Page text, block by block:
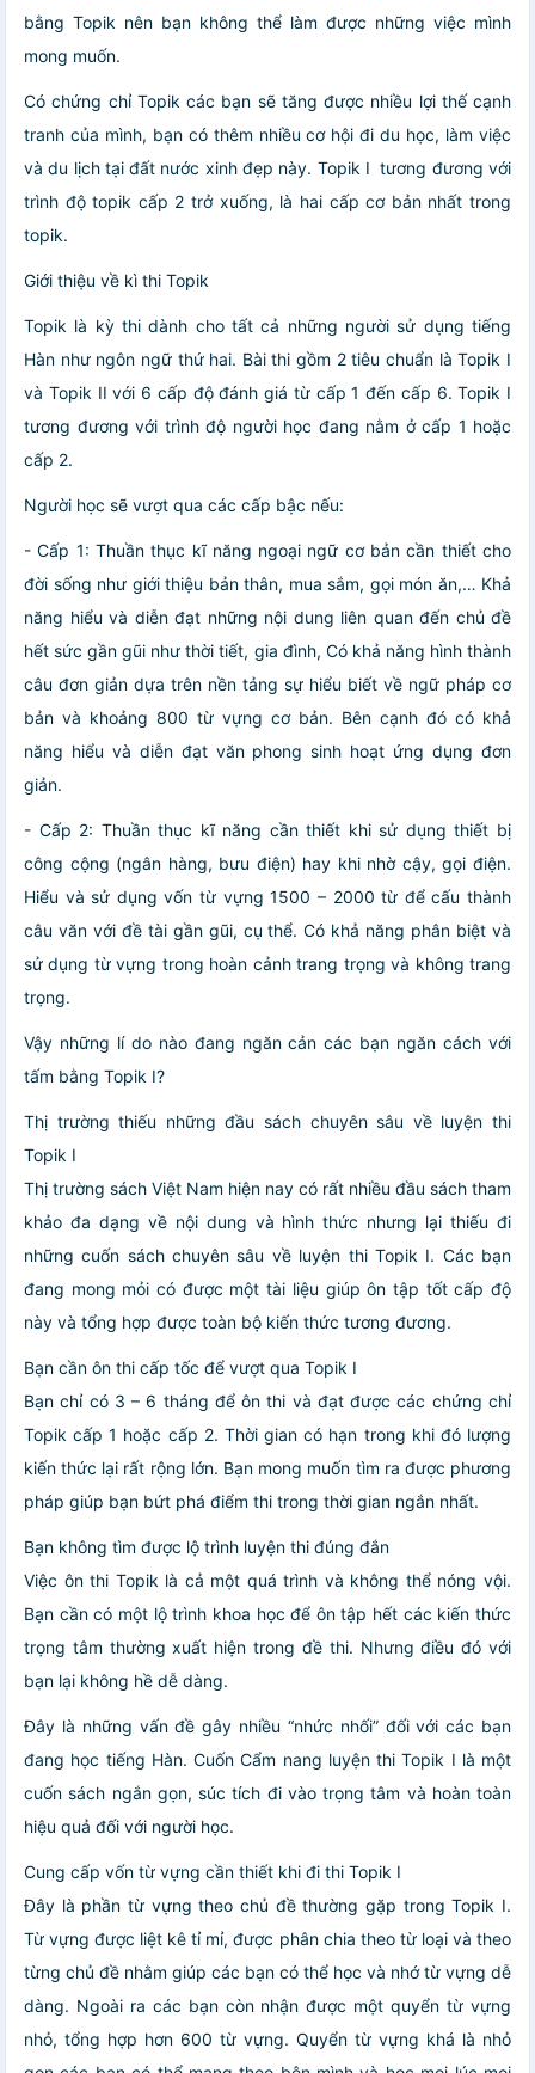
bằng Topik nên bạn không thể làm được những việc mình
mong muốn.
Có chứng chỉ Topik các bạn sẽ tăng được nhiều lợi thế cạnh
tranh của mình, bạn có thêm nhiều cơ hội đi du học, làm việc
và du lịch tại đất nước xinh đẹp này. Topik I tương đương với
trình độ topik cấp 2 trở xuống, là hai cấp cơ bản nhất trong
topik.
Giới thiệu về kì thi Topik
Topik là kỳ thi dành cho tất cả những người sử dụng tiếng
Hàn như ngôn ngữ thứ hai. Bài thi gồm 2 tiêu chuẩn là Topik I
và Topik II với 6 cấp độ đánh giá từ cấp 1 đến cấp 6. Topik I
tương đương với trình độ người học đang nằm ở cấp 1 hoặc
cấp 2.
Người học sẽ vượt qua các cấp bậc nếu:
- Cấp 1: Thuần thục kĩ năng ngoại ngữ cơ bản cần thiết cho
đời sống như giới thiệu bản thân, mua sắm, gọi món ăn,… Khả
năng hiểu và diễn đạt những nội dung liên quan đến chủ đề
hết sức gần gũi như thời tiết, gia đình, Có khả năng hình thành
câu đơn giản dựa trên nền tảng sự hiểu biết về ngữ pháp cơ
bản và khoảng 800 từ vựng cơ bản. Bên cạnh đó có khả
năng hiểu và diễn đạt văn phong sinh hoạt ứng dụng đơn
giản.
- Cấp 2: Thuần thục kĩ năng cần thiết khi sử dụng thiết bị
công cộng (ngân hàng, bưu điện) hay khi nhờ cậy, gọi điện.
Hiểu và sử dụng vốn từ vựng 1500 – 2000 từ để cấu thành
câu văn với đề tài gần gũi, cụ thể. Có khả năng phân biệt và
sử dụng từ vựng trong hoàn cảnh trang trọng và không trang
trọng.
Vậy những lí do nào đang ngăn cản các bạn ngăn cách với
tấm bằng Topik I?
Thị trường thiếu những đầu sách chuyên sâu về luyện thi
Topik I
Thị trường sách Việt Nam hiện nay có rất nhiều đầu sách tham
khảo đa dạng về nội dung và hình thức nhưng lại thiếu đi
những cuốn sách chuyên sâu về luyện thi Topik I. Các bạn
đang mong mỏi có được một tài liệu giúp ôn tập tốt cấp độ
này và tổng hợp được toàn bộ kiến thức tương đương.
Bạn cần ôn thi cấp tốc để vượt qua Topik I
Bạn chỉ có 3 – 6 tháng để ôn thi và đạt được các chứng chỉ
Topik cấp 1 hoặc cấp 2. Thời gian có hạn trong khi đó lượng
kiến thức lại rất rộng lớn. Bạn mong muốn tìm ra được phương
pháp giúp bạn bứt phá điểm thi trong thời gian ngắn nhất.
Bạn không tìm được lộ trình luyện thi đúng đắn
Việc ôn thi Topik là cả một quá trình và không thể nóng vội.
Bạn cần có một lộ trình khoa học để ôn tập hết các kiến thức
trọng tâm thường xuất hiện trong đề thi. Nhưng điều đó với
bạn lại không hề dễ dàng.
Đây là những vấn đề gây nhiều “nhức nhối” đối với các bạn
đang học tiếng Hàn. Cuốn Cẩm nang luyện thi Topik I là một
cuốn sách ngắn gọn, súc tích đi vào trọng tâm và hoàn toàn
hiệu quả đối với người học.
Cung cấp vốn từ vựng cần thiết khi đi thi Topik I
Đây là phần từ vựng theo chủ đề thường gặp trong Topik I.
Từ vựng được liệt kê tỉ mỉ, được phân chia theo từ loại và theo
từng chủ đề nhằm giúp các bạn có thể học và nhớ từ vựng dễ
dàng. Ngoài ra các bạn còn nhận được một quyển từ vựng
nhỏ, tổng hợp hơn 600 từ vựng. Quyển từ vựng khá là nhỏ